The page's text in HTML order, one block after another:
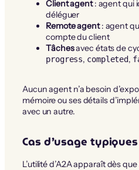
Client agent: agent qui
déléguer
Remote agent: agent
compte du client
Tâchesavec états de
progress, completed,
Aucun agent n’a besoin
mémoire ou ses détails
avec un autre.
Cas d’usage typiques
L’utilité d’A2A apparaît dès